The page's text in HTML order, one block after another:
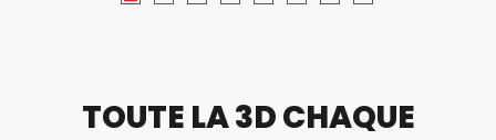
TOUTE LA 3D CHAQUE